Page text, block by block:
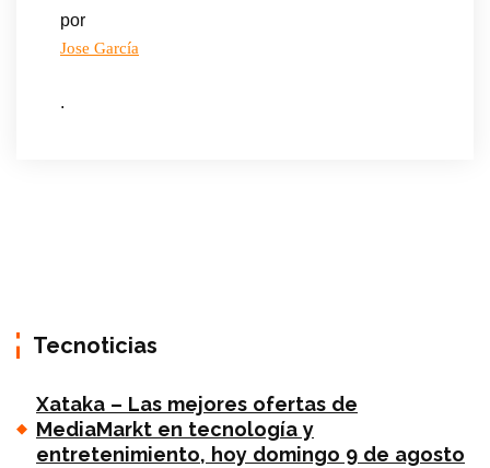
por
Jose García
.
Tecnoticias
Xataka – Las mejores ofertas de
MediaMarkt en tecnología y
entretenimiento, hoy domingo 9 de agosto